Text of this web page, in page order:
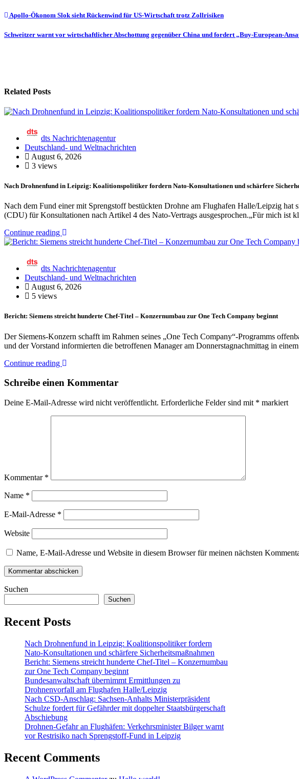
Beitragsnavigation
Apollo-Ökonom Slok sieht Rückenwind für US-Wirtschaft trotz Zollrisiken
Schweitzer warnt vor wirtschaftlicher Abschottung gegenüber China und fordert „Buy-European-
Related Posts
dts Nachrichtenagentur
Deutschland- und Weltnachrichten
August 6, 2026
3 views
Nach Drohnenfund in Leipzig: Koalitionspolitiker fordern Nato-Konsultationen und schärfere
Nach dem Fund einer mit Sprengstoff bestückten Drohne am Flughafen Halle/Leipzig hat
(CDU) für Konsultationen nach Artikel 4 des Nato-Vertrags ausgesprochen.„Für mich ist
Continue reading
dts Nachrichtenagentur
Deutschland- und Weltnachrichten
August 6, 2026
5 views
Bericht: Siemens streicht hunderte Chef-Titel – Konzernumbau zur One Tech Company beginnt
Der Siemens-Konzern schafft im Rahmen seines „One Tech Company“-Programms
und der Vorstand informierten die betroffenen Manager am Donnerstagnachmittag in
Continue reading
Schreibe einen Kommentar
Deine E-Mail-Adresse wird nicht veröffentlicht. Erforderliche Felder sind mit * markiert
Kommentar *
Name *
E-Mail-Adresse *
Website
Name, E-Mail-Adresse und Website in diesem Browser für meinen nächsten
Suchen
Suchen
Recent Posts
Nach Drohnenfund in Leipzig: Koalitionspolitiker fordern
Nato-Konsultationen und schärfere Sicherheitsmaßnahmen
Bericht: Siemens streicht hunderte Chef-Titel – Konzernumbau
zur One Tech Company beginnt
Bundesanwaltschaft übernimmt Ermittlungen zu
Drohnenvorfall am Flughafen Halle/Leipzig
Nach CSD-Anschlag: Sachsen-Anhalts Ministerpräsident
Schulze fordert für Gefährder mit doppelter Staatsbürgerschaft
Abschiebung
Drohnen-Gefahr an Flughäfen: Verkehrsminister Bilger warnt
vor Restrisiko nach Sprengstoff-Fund in Leipzig
Recent Comments